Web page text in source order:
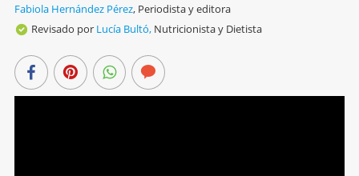
Fabiola Hernández Pérez, Periodista y editora
Revisado por Lucía Bultó, Nutricionista y Dietista